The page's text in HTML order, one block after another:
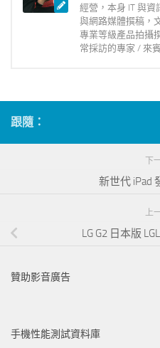
經營，本身 IT 與資
與網路媒體撰稿，
專業等級產品拍攝
常採訪的專家 / 來
跟隨：
下
新世代 iPad
上
LG G2 日本版
贊助影音廣告
手機性能測試資料庫